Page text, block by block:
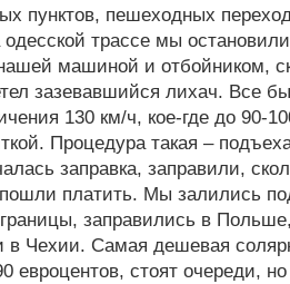
пунктов, пешеходных
трассе мы
машиной и отбойником,
зазевавшийся лихач. Все
130 км/ч, кое-где до 90-
Процедура такая –
заправка, заправили,
платить. Мы залились
заправились в
в Чехии. Самая дешевая
евроцентов, стоят очереди,